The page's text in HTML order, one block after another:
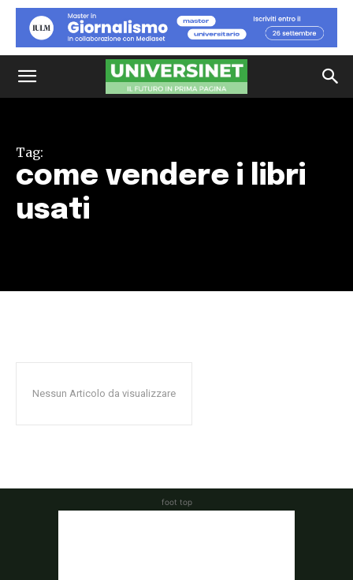
Tag:
come vendere i libri
usati
Nessun Articolo da visualizzare
foot top